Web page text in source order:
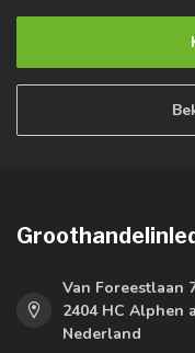
Van Foreestlaan
2404 HC Alphen
Nederland